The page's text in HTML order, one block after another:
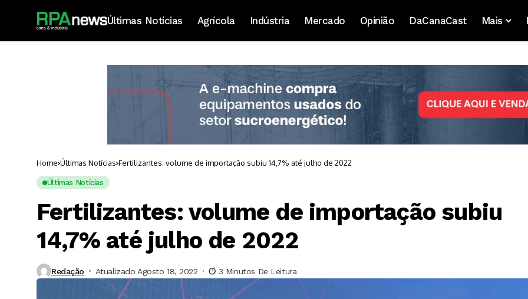
Últimas Notícias Agrícola Indústria Mercado Opinião DaCanaCast Mais
Home Últimas Notícias Fertilizantes: volume de importação subiu 14,7% até julho de 2022
Últimas Notícias
Fertilizantes: volume de importação subiu
14,7% até julho de 2022
Redação Atualizado Agosto 18, 2022 3 Minutos De Leitura